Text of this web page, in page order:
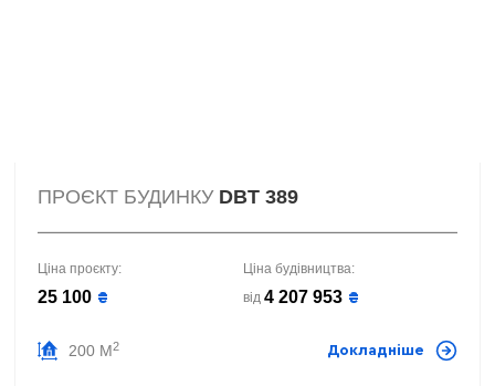
ПРОЄКТ БУДИНКУ DBT 389
Ціна проєкту:
25 100 ₴
Ціна будівництва:
від 4 207 953 ₴
200 М2 Докладніше